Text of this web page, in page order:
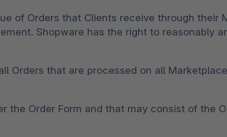
of Orders that Clients receive through
Shopware has the right to reasonably
Orders that are processed on all
Order Form and that may consist of the